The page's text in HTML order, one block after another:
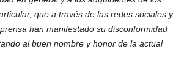
que a través de las redes sociales y
han manifestado su disconformidad
al buen nombre y honor de la actual